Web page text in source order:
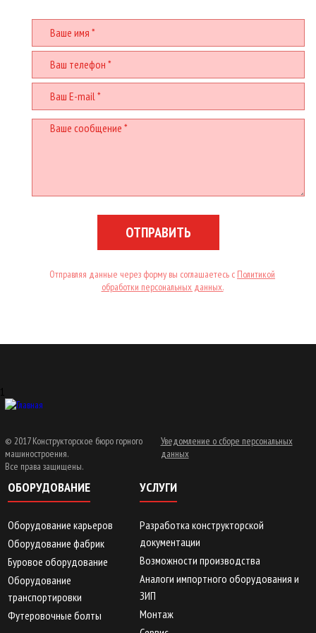
ОТПРАВИТЬ
Отправляя данные через форму вы соглашаетесь с Политикой
обработки персональных данных.
1
© 2017 Конструкторское бюро горного
машиностроения.
Все права защищены.
Уведомление о сборе персональных
данных
ОБОРУДОВАНИЕ
Оборудование карьеров
Оборудование фабрик
Буровое оборудование
Оборудование
транспортировки
Футеровочные болты
УСЛУГИ
Разработка конструкторской
документации
Возможности производства
Аналоги импортного оборудования и
ЗИП
Монтаж